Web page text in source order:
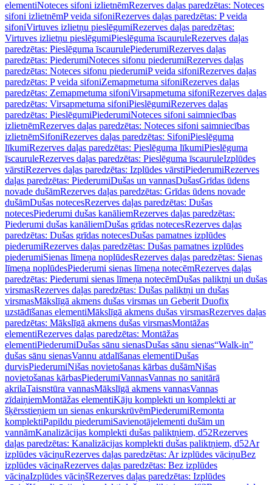
elementiNoteces sifoni izlietnēmRezerves daļas paredzētas: Noteces
sifoni izlietnēmP veida sifoniRezerves daļas paredzētas: P veida
sifoniVirtuves izlietņu pieslēgumiRezerves daļas paredzētas:
Virtuves izlietņu pieslēgumiPieslēguma īscauruleRezerves daļas
paredzētas: Pieslēguma īscaurulePiederumiRezerves daļas
paredzētas: PiederumiNoteces sifonu piederumiRezerves daļas
paredzētas: Noteces sifonu piederumiP veida sifoniRezerves daļas
paredzētas: P veida sifoniZemapmetuma sifoniRezerves daļas
paredzētas: Zemapmetuma sifoniVirsapmetuma sifoniRezerves daļas
paredzētas: Virsapmetuma sifoniPieslēgumiRezerves daļas
paredzētas: PieslēgumiPiederumiNoteces sifoni saimniecības
izlietnēmRezerves daļas paredzētas: Noteces sifoni saimniecības
izlietnēmSifoniRezerves daļas paredzētas: SifoniPieslēguma
līkumiRezerves daļas paredzētas: Pieslēguma līkumiPieslēguma
īscauruleRezerves daļas paredzētas: Pieslēguma īscauruleIzplūdes
vārstiRezerves daļas paredzētas: Izplūdes vārstiPiederumiRezerves
daļas paredzētas: PiederumiDušas un vannasDušasGrīdas ūdens
novade dušāmRezerves daļas paredzētas: Grīdas ūdens novade
dušāmDušas notecesRezerves daļas paredzētas: Dušas
notecesPiederumi dušas kanāliemRezerves daļas paredzētas:
Piederumi dušas kanāliemDušas grīdas notecesRezerves daļas
paredzētas: Dušas grīdas notecesDušas pamatnes izplūdes
piederumiRezerves daļas paredzētas: Dušas pamatnes izplūdes
piederumiSienas līmeņa noplūdesRezerves daļas paredzētas: Sienas
līmeņa noplūdesPiederumi sienas līmeņa notecēmRezerves daļas
paredzētas: Piederumi sienas līmeņa notecēmDušas paliktņi un dušas
virsmasRezerves daļas paredzētas: Dušas paliktņi un dušas
virsmasMākslīgā akmens dušas virsmas un Geberit Duofix
uzstādīšanas elementiMākslīgā akmens dušas virsmasRezerves daļas
paredzētas: Mākslīgā akmens dušas virsmasMontāžas
elementiRezerves daļas paredzētas: Montāžas
elementiPiederumiDušas sānu sienasDušas sānu sienas“Walk-in”
dušas sānu sienasVannu atdalīšanas elementiDušas
durvisPiederumiNišas novietošanas kārbas dušāmNišas
novietošanas kārbasPiederumiVannasVannas no sanitārā
akrilaTaisnstūra vannasMākslīgā akmens vannasVannas
zīdaiņiemMontāžas elementiKāju komplekti un komplekti ar
šķērsstieņiem un sienas enkurskrūvēmPiederumiRemonta
komplektiPapildu piederumiSavienotājelementi dušām un
vannāmKanalizācijas komplekti dušas paliktņiem, d52Rezerves
daļas paredzētas: Kanalizācijas komplekti dušas paliktņiem, d52Ar
izplūdes vāciņuRezerves daļas paredzētas: Ar izplūdes vāciņuBez
izplūdes vāciņaRezerves daļas paredzētas: Bez izplūdes
vāciņaIzplūdes vāciņšRezerves daļas paredzētas: Izplūdes